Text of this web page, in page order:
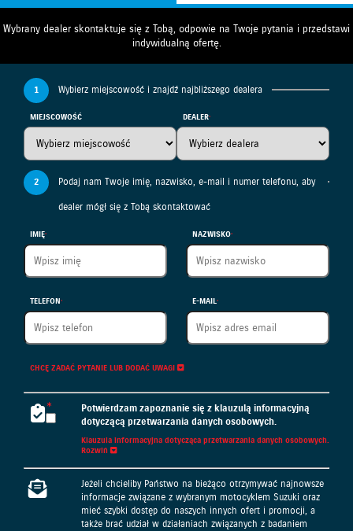
Wybrany dealer skontaktuje się z Tobą, odpowie na Twoje pytania i przedstawi
indywidualną ofertę.
1 Wybierz miejscowość i znajdź najbliższego dealera
MIEJSCOWOŚĆ DEALER
2
Podaj nam Twoje imię, nazwisko, e-mail i numer telefonu, aby
dealer mógł się z Tobą skontaktować
IMIĘ NAZWISKO
TELEFON E-MAIL
CHCĘ ZADAĆ PYTANIE LUB DODAĆ UWAGI
Potwierdzam zapoznanie się z klauzulą informacyjną
dotyczącą przetwarzania danych osobowych.
Klauzula informacyjna dotycząca przetwarzania danych osobowych.
Rozwiń
Klauzula informacyjna dotycząca przetwarzania danych
osobowych
Administratorem podanych przez Państwa danych osobowych
Jeżeli chcieliby Państwo na bieżąco otrzymywać najnowsze
informacje związane z wybranym motocyklem Suzuki oraz
mieć szybki dostęp do naszych innych ofert i promocji, a
także brać udział w działaniach związanych z badaniem